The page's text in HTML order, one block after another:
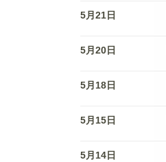
5月21日
5月20日
5月18日
5月15日
5月14日